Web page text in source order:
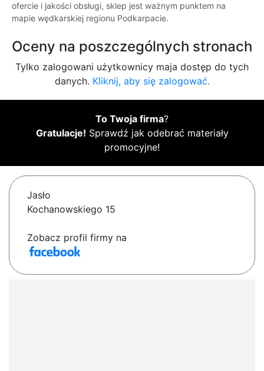
ofercie i jakości obsługi, sklep jest ważnym punktem na
mapie wędkarskiej regionu Podkarpacie.
Oceny na poszczególnych stronach
Tylko zalogowani użytkownicy maja dostęp do tych
danych. Kliknij, aby się zalogować.
To Twoja firma?
Gratulacje! Sprawdź jak odebrać materiały
promocyjne!
Jasło
Kochanowskiego 15
Zobacz profil firmy na